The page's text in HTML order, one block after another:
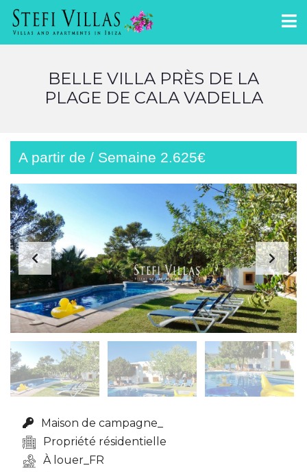
BELLE VILLA PRÈS DE LA
PLAGE DE CALA VADELLA
A partir de / Semaine 2.625€
Maison de campagne_
Propriété résidentielle
À louer_FR